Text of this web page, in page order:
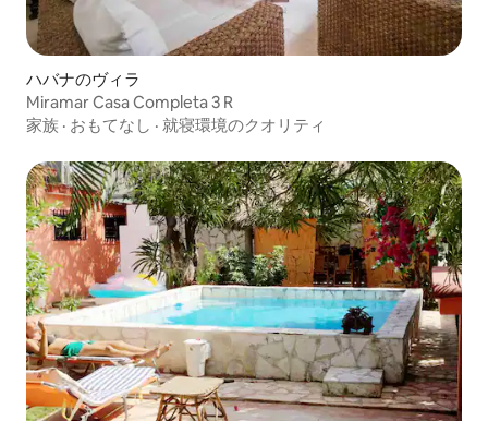
ハバナのヴィラ
Miramar Casa Completa 3 R
家族 · おもてなし · 就寝環境のクオリティ